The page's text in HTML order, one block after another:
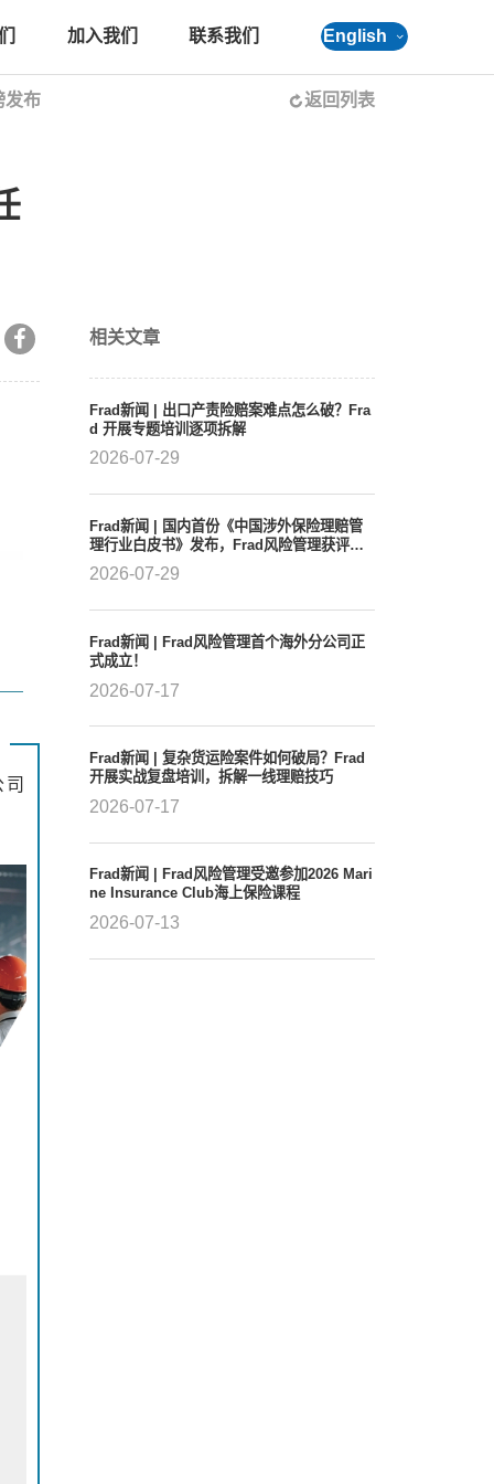
加入我们 联系我们 English
发布 返回列表
相关文章
Frad新闻 | 出口产责险赔案难点怎么破？Fra
d 开展专题培训逐项拆解
2026-07-29
Frad新闻 | 国内首份《中国涉外保险理赔管
理行业白皮书》发布，Frad风险管理获评行
业领军者
2026-07-29
Frad新闻 | Frad风险管理首个海外分公司正
式成立！
2026-07-17
Frad新闻 | 复杂货运险案件如何破局？Frad
开展实战复盘培训，拆解一线理赔技巧
2026-07-17
Frad新闻 | Frad风险管理受邀参加2026 Mari
ne Insurance Club海上保险课程
2026-07-13